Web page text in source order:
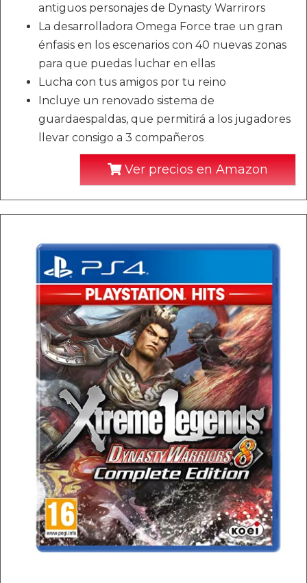
antiguos personajes de Dynasty Warrirors
La desarrolladora Omega Force trae un gran
énfasis en los escenarios con 40 nuevas zonas
para que puedas luchar en ellas
Lucha con tus amigos por tu reino
Incluye un renovado sistema de
guardaespaldas, que permitirá a los jugadores
llevar consigo a 3 compañeros
Ver precios en Amazon